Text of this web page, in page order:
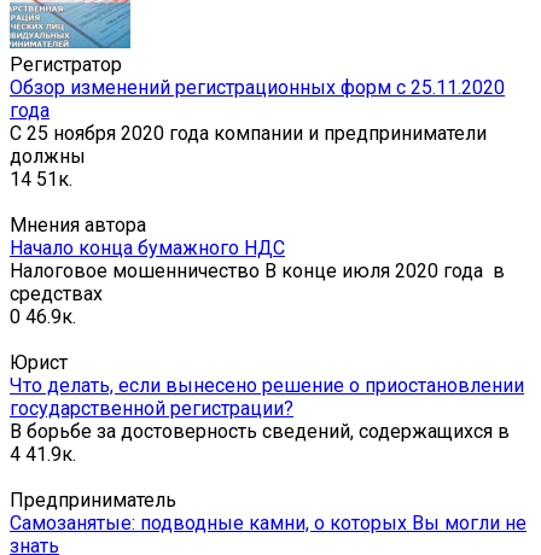
Регистратор
Обзор изменений регистрационных форм с 25.11.2020
года
С 25 ноября 2020 года компании и предприниматели
должны
14 51к.
Мнения автора
Начало конца бумажного НДС
Налоговое мошенничество В конце июля 2020 года в
средствах
0 46.9к.
Юрист
Что делать, если вынесено решение о приостановлении
государственной регистрации?
В борьбе за достоверность сведений, содержащихся в
4 41.9к.
Предприниматель
Самозанятые: подводные камни, о которых Вы могли не
знать